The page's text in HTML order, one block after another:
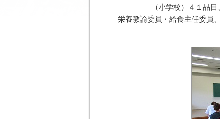
（小学校）４１品
栄養教諭委員・給食主任委員